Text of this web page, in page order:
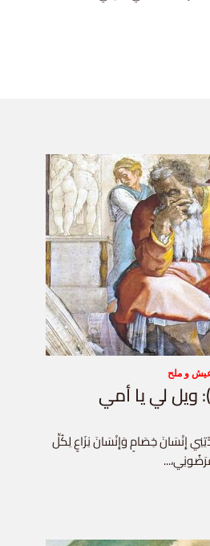
و ملح
إِنْسَانَ خِصَامٍ وَإِنْسَانَ نِزَاعٍ لِكُلِّ